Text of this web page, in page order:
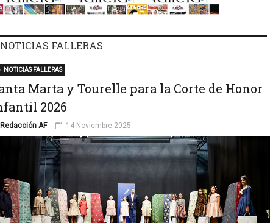
NOTICIAS FALLERAS
Marta y Tourelle para la Corte de Honor
2026
Redacción AF
NOTICIAS FALLERAS
14 Noviembre 2025